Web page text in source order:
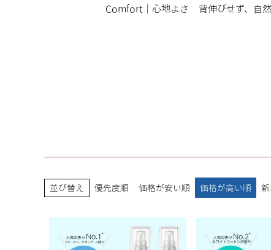
Comfort｜心地よさ 背伸びせず、自然
並び替え 優先度順 価格が安い順 価格が高い順